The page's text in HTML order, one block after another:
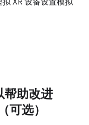
XR 设备设置模拟
帮助改进
选）